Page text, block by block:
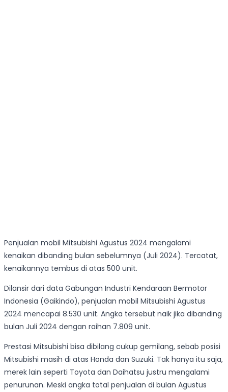
Penjualan mobil Mitsubishi Agustus 2024 mengalami
kenaikan dibanding bulan sebelumnya (Juli 2024). Tercatat,
kenaikannya tembus di atas 500 unit.
Dilansir dari data Gabungan Industri Kendaraan Bermotor
Indonesia (Gaikindo), penjualan mobil Mitsubishi Agustus
2024 mencapai 8.530 unit. Angka tersebut naik jika dibanding
bulan Juli 2024 dengan raihan 7.809 unit.
Prestasi Mitsubishi bisa dibilang cukup gemilang, sebab posisi
Mitsubishi masih di atas Honda dan Suzuki. Tak hanya itu saja,
merek lain seperti Toyota dan Daihatsu justru mengalami
penurunan. Meski angka total penjualan di bulan Agustus